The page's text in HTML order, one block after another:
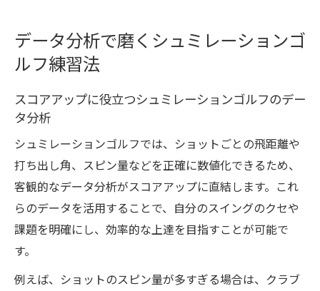
データ分析で磨くシュミレーションゴ
ルフ練習法
スコアアップに役立つシュミレーションゴルフのデー
タ分析
シュミレーションゴルフでは、ショットごとの飛距離や
打ち出し角、スピン量などを正確に数値化できるため、
客観的なデータ分析がスコアアップに直結します。これ
らのデータを活用することで、自分のスイングのクセや
課題を明確にし、効率的な上達を目指すことが可能で
す。
例えば、ショットのスピン量が多すぎる場合は、クラブ